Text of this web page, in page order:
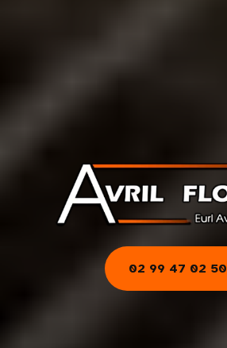
02 99 47 02 50